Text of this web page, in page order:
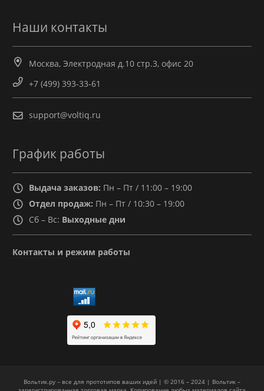
Наши контакты
Москва, Электродная д.10 стр.3, офис 20
+7 (499) 393-33-61
support@voltiq.ru
График работы
Выдача заказов: Пн – Пт / 11:00 – 19:00
Отдел продаж: Пн – Пт / 10:30 – 19:00
Сб – Вс: Выходные дни
Контакты и режим работы
Вольтик.ру – все для прототипов ваших идей | © 2016 – 2024 | Вольтик –